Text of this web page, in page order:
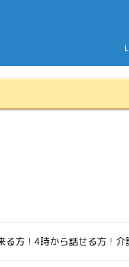
る方！4時から話せる方！介